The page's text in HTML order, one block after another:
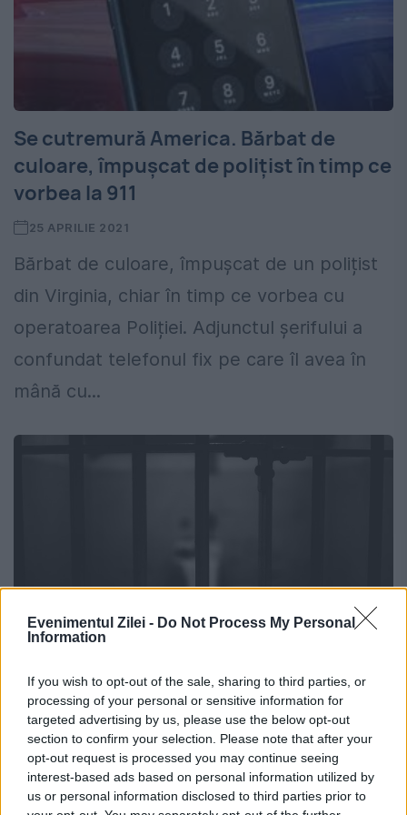
Evenimentul Zilei - Do Not Process My Personal
Information
If you wish to opt-out of the sale, sharing to third parties, or
processing of your personal or sensitive information for
targeted advertising by us, please use the below opt-out
section to confirm your selection. Please note that after your
opt-out request is processed you may continue seeing
interest-based ads based on personal information utilized by
us or personal information disclosed to third parties prior to
Se cutremură America. Bărbat de
culoare, împușcat de polițist în timp ce
vorbea la 911
25 APRILIE 2021
Bărbat de culoare, împușcat de un polițist
din Virginia, chiar în timp ce vorbea cu
operatoarea Poliției. Adjunctul șerifului a
confundat telefonul fix pe care îl avea în
mână cu...
Moment istoric în SUA. Decizie radicală
după dezbateri foarte tensionate.
„Sistemul nu funcționează”
25 MARTIE 2021